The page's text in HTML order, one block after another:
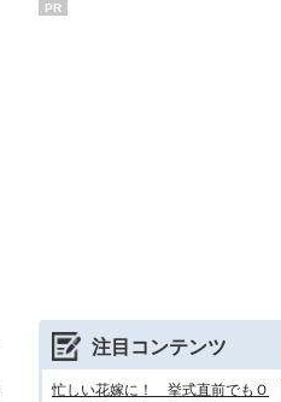
PR
注目コンテンツ
忙しい花嫁に！ 挙式直前でもＯ